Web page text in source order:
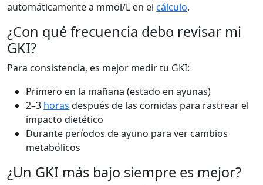
automáticamente a mmol/L en el cálculo.
¿Con qué frecuencia debo revisar mi
GKI?
Para consistencia, es mejor medir tu GKI:
Primero en la mañana (estado en ayunas)
2–3 horas después de las comidas para rastrear el
impacto dietético
Durante períodos de ayuno para ver cambios
metabólicos
¿Un GKI más bajo siempre es mejor?